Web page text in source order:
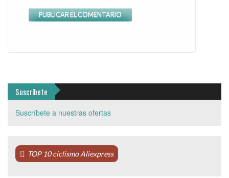
Suscríbete
Suscríbete a nuestras ofertas
TOP 10 ciclismo Aliexpress